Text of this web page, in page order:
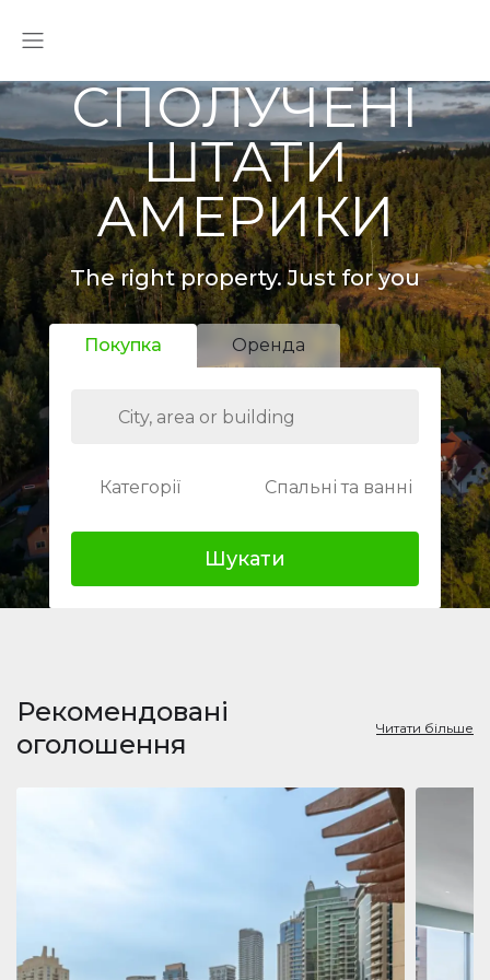
СПОЛУЧЕНІ
ШТАТИ
АМЕРИКИ
The right property. Just for you
Покупка Оренда
Категорії Спальні та ванні
Шукати
Рекомендовані
оголошення
Читати більше